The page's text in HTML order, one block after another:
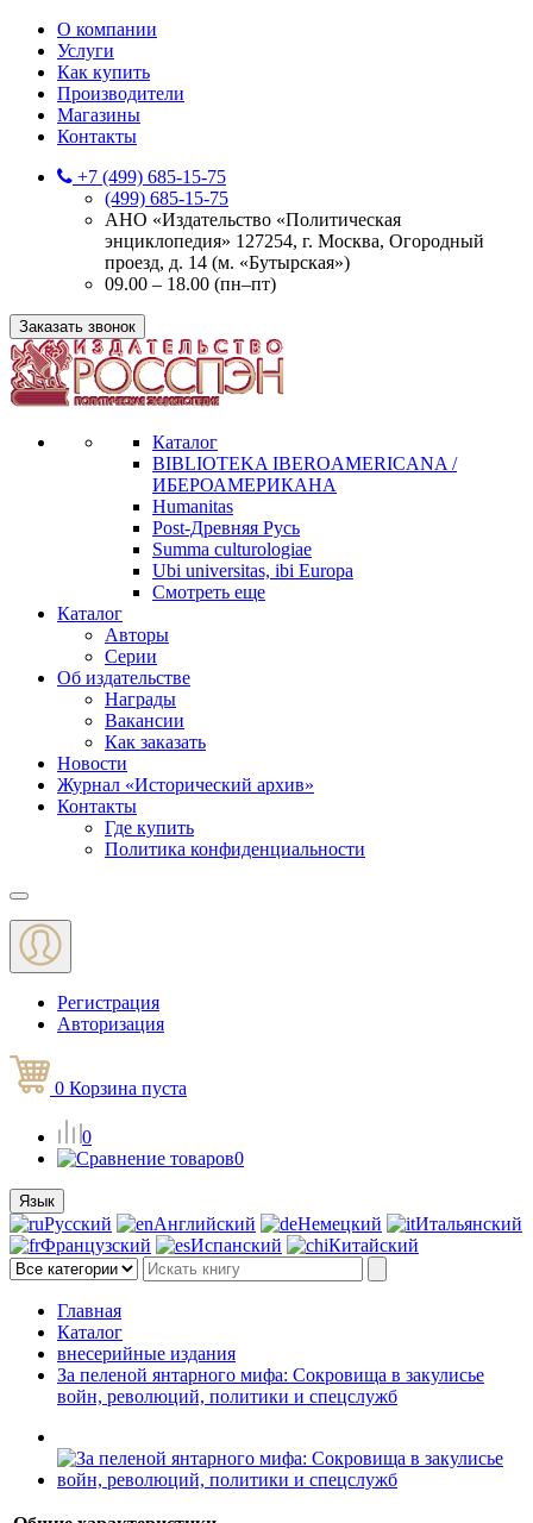
О компании
Услуги
Как купить
Производители
Магазины
Контакты
+7 (499) 685-15-75
(499) 685-15-75
АНО «Издательство «Политическая
энциклопедия» 127254, г. Москва, Огородный
проезд, д. 14 (м. «Бутырская»)
09.00 – 18.00 (пн–пт)
Заказать звонок
Каталог
BIBLIOTEKA IBEROAMERICANA /
ИБЕРОАМЕРИКАНА
Humanitas
Post-Древняя Русь
Summa culturologiae
Ubi universitas, ibi Europa
Смотреть еще
Каталог
Авторы
Серии
Об издательстве
Награды
Вакансии
Как заказать
Новости
Журнал «Исторический архив»‎
Контакты
Где купить
Политика конфиденциальности
Меню
Регистрация
Авторизация
0 Корзина пуста
0
0
Язык
Русский Английский Немецкий
Итальянский
Французский
Испанский Китайский
Главная
Каталог
внесерийные издания
За пеленой янтарного мифа: Сокровища в закулисье
войн, революций, политики и спецслужб